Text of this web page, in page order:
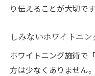
り伝えることが大切です
しみないホワイトニ
ホワイトニング施術で
方は少なくありません